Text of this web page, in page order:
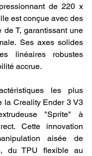
de 220 x
est conçue avec des
de T, garantissant une
Ses axes solides
linéaires robustes
accrue.
les plus
la Creality Ender 3 V3
"Sprite" à
Cette innovation
aisée de
du TPU flexible au